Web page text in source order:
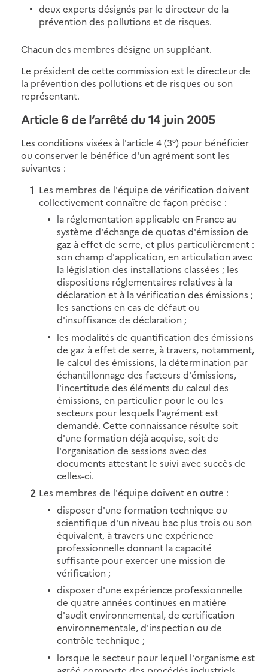
deux experts désignés par le directeur de la
prévention des pollutions et de risques.
Chacun des membres désigne un suppléant.
Le président de cette commission est le directeur de
la prévention des pollutions et de risques ou son
représentant.
Article 6 de l’arrêté du 14 juin 2005
Les conditions visées à l'article 4 (3°) pour bénéficier
ou conserver le bénéfice d'un agrément sont les
suivantes :
Les membres de l'équipe de vérification doivent
collectivement connaître de façon précise :
la réglementation applicable en France au
système d'échange de quotas d'émission de
gaz à effet de serre, et plus particulièrement :
son champ d'application, en articulation avec
la législation des installations classées ; les
dispositions réglementaires relatives à la
déclaration et à la vérification des émissions ;
les sanctions en cas de défaut ou
d'insuffisance de déclaration ;
les modalités de quantification des émissions
de gaz à effet de serre, à travers, notamment,
le calcul des émissions, la détermination par
échantillonnage des facteurs d'émissions,
l'incertitude des éléments du calcul des
émissions, en particulier pour le ou les
secteurs pour lesquels l'agrément est
demandé. Cette connaissance résulte soit
d'une formation déjà acquise, soit de
l'organisation de sessions avec des
documents attestant le suivi avec succès de
celles-ci.
Les membres de l'équipe doivent en outre :
disposer d'une formation technique ou
scientifique d'un niveau bac plus trois ou son
équivalent, à travers une expérience
professionnelle donnant la capacité
suffisante pour exercer une mission de
vérification ;
disposer d'une expérience professionnelle
de quatre années continues en matière
d'audit environnemental, de certification
environnementale, d'inspection ou de
contrôle technique ;
lorsque le secteur pour lequel l'organisme est